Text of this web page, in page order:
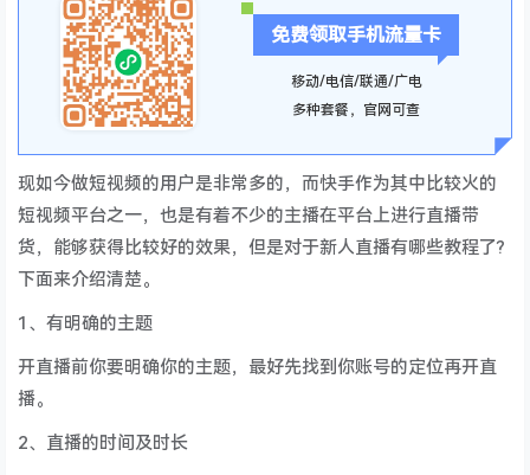
免费领取手机流量卡
移动/电信/联通/广电
多种套餐，官网可查
现如今做短视频的用户是非常多的，而快手作为其中比较火的
短视频平台之一，也是有着不少的主播在平台上进行直播带
货，能够获得比较好的效果，但是对于新人直播有哪些教程了?
下面来介绍清楚。
1、有明确的主题
开直播前你要明确你的主题，最好先找到你账号的定位再开直
播。
2、直播的时间及时长